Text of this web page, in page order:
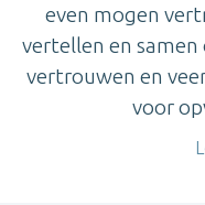
even mogen
vertellen en samen
vertrouwen en
voor